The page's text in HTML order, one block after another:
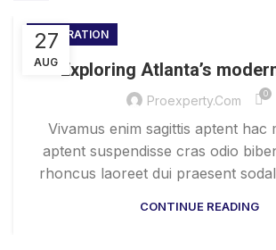
27
AUG
DECORATION
Exploring Atlanta’s
Proexperty.com 0
Vivamus enim sagittis aptent hac
aptent suspendisse cras odio
rhoncus laoreet dui praesent
CONTINUE READING